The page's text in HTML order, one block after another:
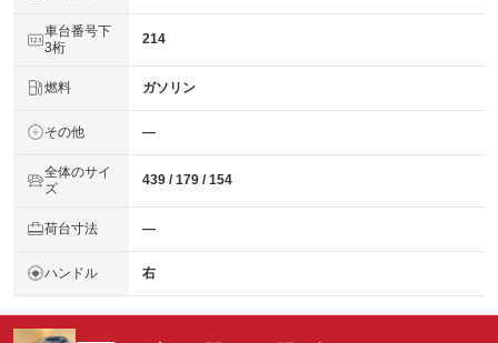
車台番号下
3桁
214
燃料 ガソリン
その他 ―
全体のサイ
ズ
439 / 179 / 154
荷台寸法 ―
ハンドル 右